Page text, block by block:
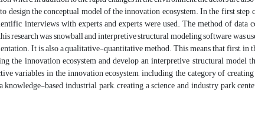
design the conceptual model of the innovation ecosystem. In the first
interviews with experts and experts were used. The method of
research was snowball and interpretive structural modeling software was
It is also a qualitative-quantitative method. This means that first, in
the innovation ecosystem and develop an interpretive structural model
variables in the innovation ecosystem, including the category of
knowledge-based industrial park, creating a science and industry park